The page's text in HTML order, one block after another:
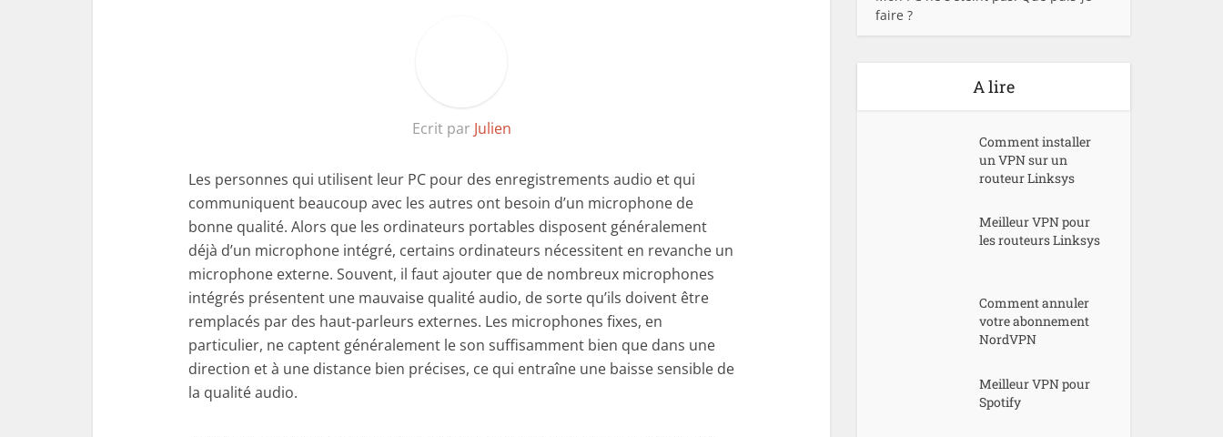
Ecrit par Julien
Les personnes qui utilisent leur PC pour des enregistrements audio et qui
communiquent beaucoup avec les autres ont besoin d’un microphone de
bonne qualité. Alors que les ordinateurs portables disposent généralement
déjà d’un microphone intégré, certains ordinateurs nécessitent en revanche un
microphone externe. Souvent, il faut ajouter que de nombreux microphones
intégrés présentent une mauvaise qualité audio, de sorte qu’ils doivent être
remplacés par des haut-parleurs externes. Les microphones fixes, en
particulier, ne captent généralement le son suffisamment bien que dans une
direction et à une distance bien précises, ce qui entraîne une baisse sensible de
la qualité audio.
faire ?
A lire
Comment installer
un VPN sur un
routeur Linksys
Meilleur VPN pour
les routeurs Linksys
Comment annuler
votre abonnement
NordVPN
Meilleur VPN pour
Spotify